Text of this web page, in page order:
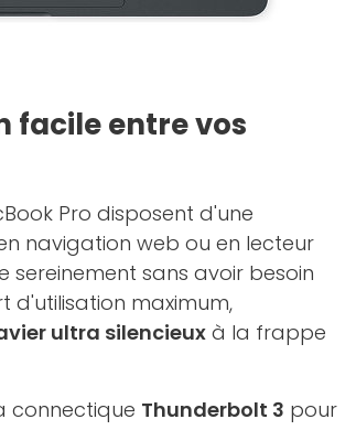
facile entre vos
Pro disposent d'une
navigation web ou en lecteur
sereinement sans avoir besoin
d'utilisation maximum,
ultra silencieux à la frappe
connectique Thunderbolt 3 pour